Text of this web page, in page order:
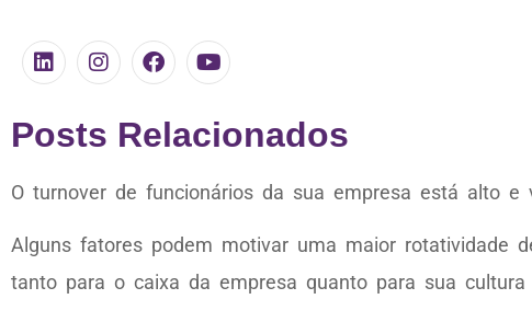
Posts Relacionados
O turnover de funcionários da sua empresa está alto
Alguns fatores podem motivar uma maior rotatividade
tanto para o caixa da empresa quanto para sua cultura